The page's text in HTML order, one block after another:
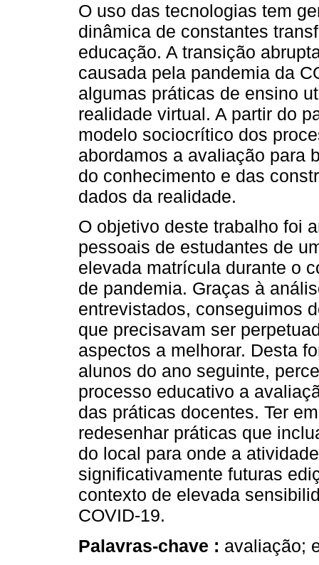
O uso das tecnologias tem
dinâmica de constantes
educação. A transição
causada pela pandemia da
algumas práticas de ensino
realidade virtual. A partir do
modelo sociocrítico dos
abordamos a avaliação para
do conhecimento e das
dados da realidade.
O objetivo deste trabalho foi
pessoais de estudantes de
elevada matrícula durante o
de pandemia. Graças à
entrevistados, conseguimos
que precisavam ser
aspectos a melhorar. Desta
alunos do ano seguinte,
processo educativo a
das práticas docentes. Ter
redesenhar práticas que
do local para onde a
significativamente futuras
contexto de elevada
COVID-19.
Palavras-chave : avaliação;